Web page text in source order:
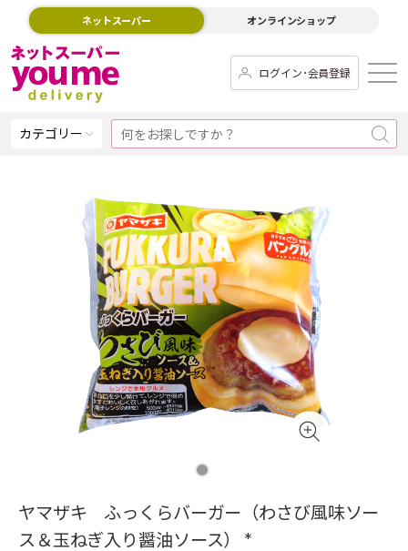
ネットスーパー オンラインショップ
ログイン･会員登録
カテゴリー
ヤマザキ ふっくらバーガー（わさび風味ソー
ス＆玉ねぎ入り醤油ソース） *